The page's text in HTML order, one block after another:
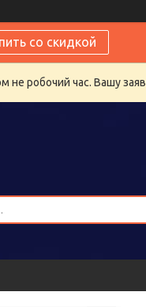
со скидкой
не робочий час. Вашу